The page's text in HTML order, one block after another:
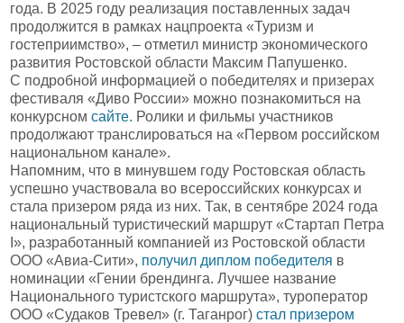
года. В 2025 году реализация поставленных задач
продолжится в рамках нацпроекта «Туризм и
гостеприимство», – отметил министр экономического
развития Ростовской области Максим Папушенко.
С подробной информацией о победителях и призерах
фестиваля «Диво России» можно познакомиться на
конкурсном сайте. Ролики и фильмы участников
продолжают транслироваться на «Первом российском
национальном канале».
Напомним, что в минувшем году Ростовская область
успешно участвовала во всероссийских конкурсах и
стала призером ряда из них. Так, в сентябре 2024 года
национальный туристический маршрут «Стартап Петра
I», разработанный компанией из Ростовской области
ООО «Авиа-Сити», получил диплом победителя в
номинации «Гении брендинга. Лучшее название
Национального туристского маршрута», туроператор
ООО «Судаков Тревел» (г. Таганрог) стал призером